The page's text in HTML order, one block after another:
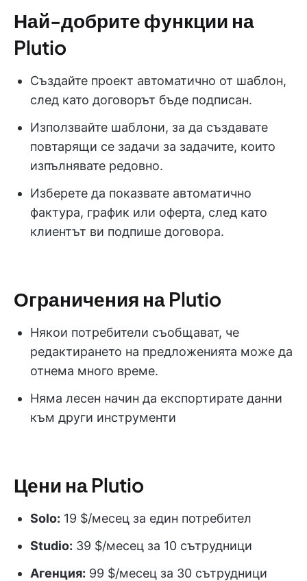
Най-добрите функции на
Plutio
Създайте проект автоматично от шаблон,
след като договорът бъде подписан.
Използвайте шаблони, за да създавате
повтарящи се задачи за задачите, които
изпълнявате редовно.
Изберете да показвате автоматично
фактура, график или оферта, след като
клиентът ви подпише договора.
Ограничения на Plutio
Някои потребители съобщават, че
редактирането на предложенията може да
отнема много време.
Няма лесен начин да експортирате данни
към други инструменти
Цени на Plutio
Solo: 19 $/месец за един потребител
Studio: 39 $/месец за 10 сътрудници
Агенция: 99 $/месец за 30 сътрудници